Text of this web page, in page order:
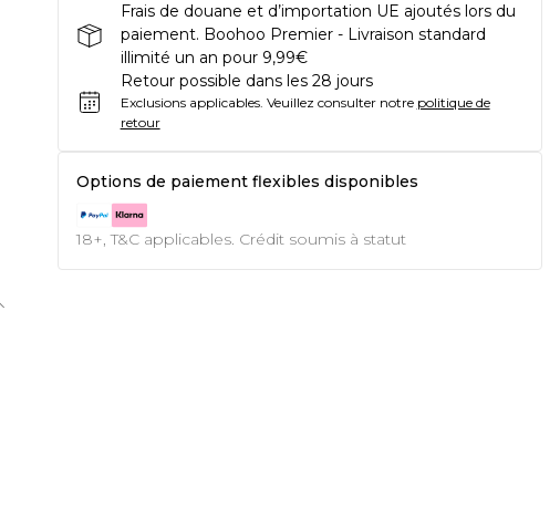
Frais de douane et d’importation UE ajoutés lors du
paiement. Boohoo Premier - Livraison standard
illimité un an pour 9,99€
Retour possible dans les 28 jours
Exclusions applicables. Veuillez consulter notre politique de
retour
Options de paiement flexibles disponibles
18+, T&C applicables. Crédit soumis à statut